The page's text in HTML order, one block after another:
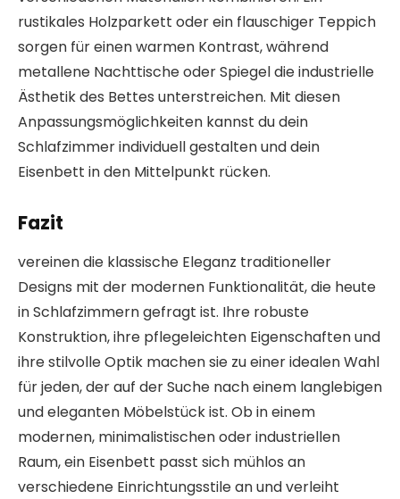
rustikales Holzparkett oder ein flauschiger Teppich
sorgen für einen warmen Kontrast, während
metallene Nachttische oder Spiegel die industrielle
Ästhetik des Bettes unterstreichen. Mit diesen
Anpassungsmöglichkeiten kannst du dein
Schlafzimmer individuell gestalten und dein
Eisenbett in den Mittelpunkt rücken.
Fazit
vereinen die klassische Eleganz traditioneller
Designs mit der modernen Funktionalität, die heute
in Schlafzimmern gefragt ist. Ihre robuste
Konstruktion, ihre pflegeleichten Eigenschaften und
ihre stilvolle Optik machen sie zu einer idealen Wahl
für jeden, der auf der Suche nach einem langlebigen
und eleganten Möbelstück ist. Ob in einem
modernen, minimalistischen oder industriellen
Raum, ein Eisenbett passt sich mühlos an
verschiedene Einrichtungsstile an und verleiht